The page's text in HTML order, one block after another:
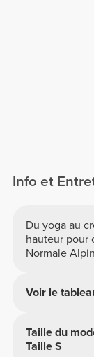
Info et
Du yoga au
hauteur pour
Normale
Voir le
Taille du
Taille S